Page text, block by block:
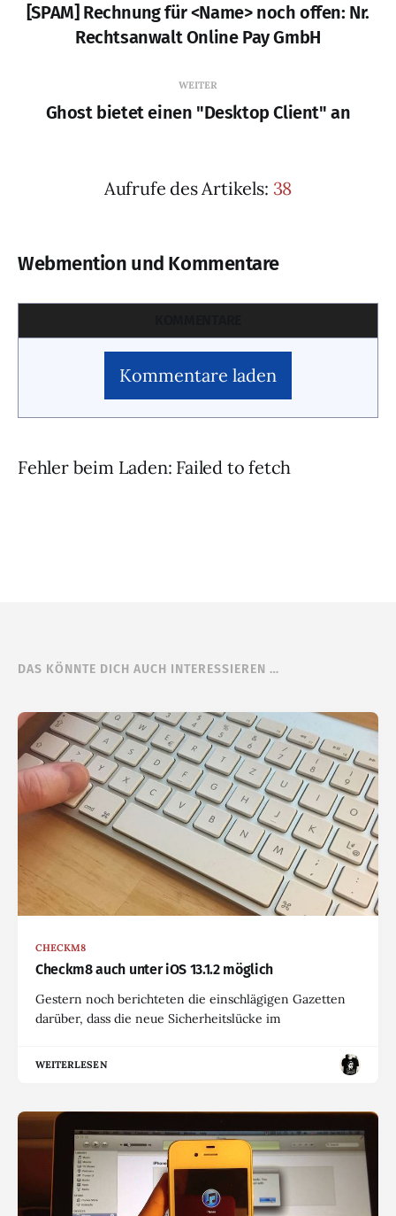
[SPAM] Rechnung für <Name> noch offen: Nr.
Rechtsanwalt Online Pay GmbH
WEITER
Ghost bietet einen "Desktop Client" an
Aufrufe des Artikels: 38
Webmention und Kommentare
Kommentare laden
Fehler beim Laden: Failed to fetch
DAS KÖNNTE DICH AUCH INTERESSIEREN …
CHECKM8
Checkm8 auch unter iOS 13.1.2 möglich
Gestern noch berichteten die einschlägigen Gazetten
darüber, dass die neue Sicherheitslücke im
WEITERLESEN